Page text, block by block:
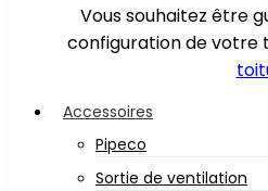
Vous souhaitez être
configuration de votre
Accessoires
Pipeco
Sortie de ventilation